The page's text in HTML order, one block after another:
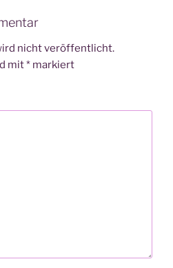
nicht veröffentlicht.
mit* markiert